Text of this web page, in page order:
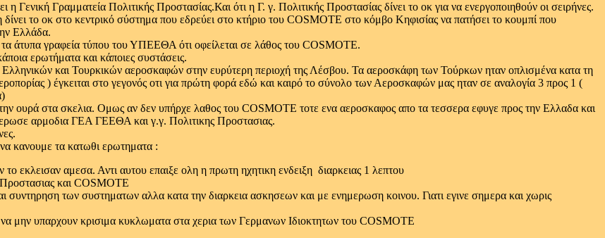
Γραμματεία Πολιτικής Προστασίας.Και ότι η Γ. γ. Πολιτικής Προστασίας δίνει το οκ για να ενεργοποιηθούν οι σειρήνες.
το οκ στο κεντρικό σύστημα που εδρεύει στο κτήριο του COSMOTE στο κόμβο Κηφισίας να πατήσει το κουμπί που
Ελλάδα.
άτυπα γραφεία τύπου του ΥΠΕΕΘΑ ότι οφείλεται σε λάθος του COSMOTE.
ερωτήματα και κάποιες συστάσεις.
και Τουρκικών αεροσκαφών στην ευρύτερη περιοχή της Λέσβου. Τα αεροσκάφη των Τούρκων ηταν οπλισμένα κατα τη
) έγκειται στο γεγονός οτι για πρώτη φορά εδώ και καιρό το σύνολο των Αεροσκαφών μας ηταν σε αναλογία 3 προς 1 (
ουρά στα σκελια. Ομως αν δεν υπήρχε λαθος του COSMOTE τοτε ενα αεροσκαφος απο τα τεσσερα εφυγε προς την Ελλαδα και
αρμοδια ΓΕΑ ΓΕΕΘΑ και γ.γ. Πολιτικης Προστασιας.
κανουμε τα κατωθι ερωτηματα :
το εκλεισαν αμεσα. Αντι αυτου επαιξε ολη η πρωτη ηχητικη ενδειξη διαρκειας 1 λεπτου
και COSMOTE
συντηρηση των συστηματων αλλα κατα την διαρκεια ασκησεων και με ενημερωση κοινου. Γιατι εγινε σημερα και χωρις
μην υπαρχουν κρισιμα κυκλωματα στα χερια των Γερμανων Ιδιοκτητων του COSMOTE